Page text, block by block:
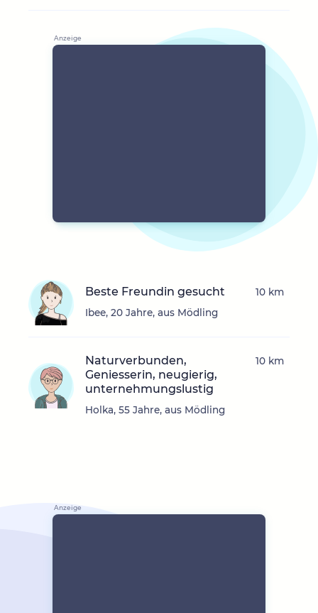
Beste Freundin gesucht
Ibee, 20 Jahre, aus Mödling
10 km
Naturverbunden,
Geniesserin, neugierig,
unternehmungslustig
Holka, 55 Jahre, aus Mödling
10 km